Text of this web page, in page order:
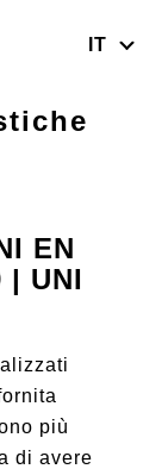
IT
EN
| UNI
più
di avere